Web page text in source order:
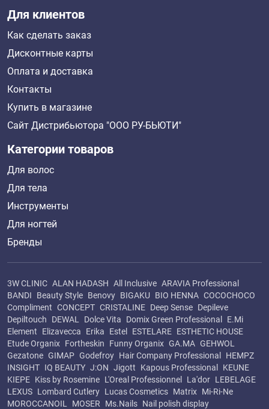
Для клиентов
Как сделать заказ
Дисконтные карты
Оплата и доставка
Контакты
Купить в магазине
Сайт Дистрибьютора "ООО РУ-БЬЮТИ"
Категории товаров
Для волос
Для тела
Инструменты
Для ногтей
Бренды
3W CLINIC ALAN HADASH All Inclusive ARAVIA Professional
BANDI
Beauty Style Benovy BIGAKU BIO HENNA COCOCHOCO
Compliment CONCEPT CRISTALINE Deep Sense Depileve
Depiltouch
DEWAL Dolce Vita Domix Green Professional
E.Mi
Element
Elizavecca Erika Estel ESTELARE ESTHETIC HOUSE
Etude Organix Fortheskin Funny Organix GA.MA GEHWOL
Gezatone GIMAP Godefroy Hair Company Professional
HEMPZ
INSIGHT IQ BEAUTY J:ON Jigott Kapous Professional
KEUNE
KIEPE Kiss by Rosemine L'Oreal Professionnel La'dor LEBELAGE
LEXUS Lombard Cutlery Lucas Cosmetics Matrix Mi-Ri-Ne
MOROCCANOIL
MOSER Ms.Nails Nail polish display